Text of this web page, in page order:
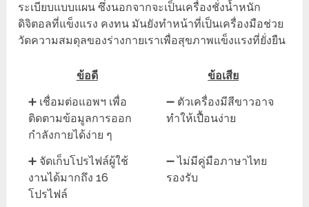
ระเบียบแบบแผน ซึ่งนอกจากจะเป็นเครื่องชั่งน้ำหนัก
ดิจิตอลที่แข็งแรง คงทน มันยังทำหน้าที่เป็นเครื่องมือช่วย
วัดความสมดุลของร่างกายเราเพื่อสุขภาพแข็งแรงที่ยั่งยืน
ข้อดี
ข้อเสีย
➕ เชื่อมต่อแอพฯ เพื่อ
ติดตามข้อมูลการออก
กำลังกายได้ง่าย ๆ
➖ ตัวเครื่องมีสีขาวอาจ
ทำให้เปื้อนง่าย
➕ จัดเก็บโปรไฟล์ผู้ใช้
งานได้มากถึง 16
โปรไฟล์
➖ ไม่มีคู่มือภาษาไทย
รองรับ